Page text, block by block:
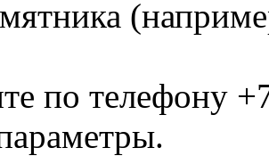
по телефону